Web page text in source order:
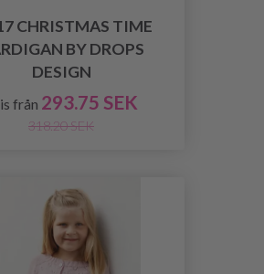
CHRISTMAS TIME
BY DROPS
DESIGN
från 293.75 SEK
318.20 SEK